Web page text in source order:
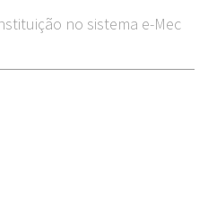
no sistema e-Mec